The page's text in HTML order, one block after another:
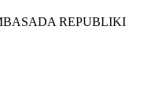
REPUBLIKI